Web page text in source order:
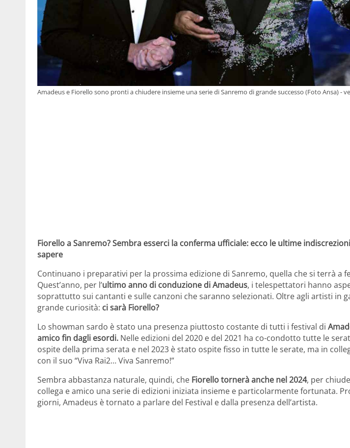
Amadeus e Fiorello sono pronti a chiudere insieme una serie di Sanremo di grande successo (Foto Ansa) -
Fiorello a Sanremo? Sembra esserci la conferma ufficiale: ecco le ultime
sapere
Continuano i preparativi per la prossima edizione di Sanremo, quella che si terrà a
Quest’anno, per l’ultimo anno di conduzione di Amadeus, i telespettatori hanno
soprattutto sui cantanti e sulle canzoni che saranno selezionati. Oltre agli artisti in
grande curiosità: ci sarà Fiorello?
Lo showman sardo è stato una presenza piuttosto costante di tutti i festival di
amico fin dagli esordi. Nelle edizioni del 2020 e del 2021 ha co-condotto tutte le
ospite della prima serata e nel 2023 è stato ospite fisso in tutte le serate, ma in
con il suo “Viva Rai2… Viva Sanremo!”
Sembra abbastanza naturale, quindi, che Fiorello tornerà anche nel 2024, per
collega e amico una serie di edizioni iniziata insieme e particolarmente fortunata.
giorni, Amadeus è tornato a parlare del Festival e dalla presenza dell’artista.